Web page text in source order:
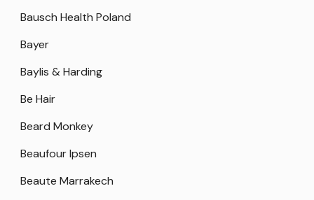
Bausch Health Poland
Bayer
Baylis & Harding
Be Hair
Beard Monkey
Beaufour Ipsen
Beaute Marrakech